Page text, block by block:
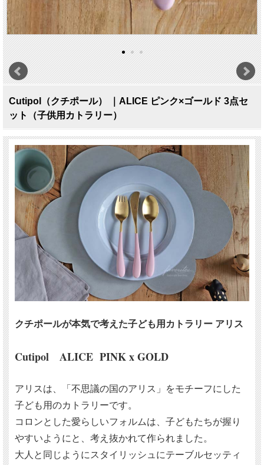
Cutipol（クチポール） ｜ALICE ピンク×ゴールド 3点セ
ット（子供用カトラリー）
クチポールが本気で考えた子ども用カトラリー アリス
Cutipol ALICE PINK x GOLD
アリスは、「不思議の国のアリス」をモチーフにした
子ども用のカトラリーです。
コロンとした愛らしいフォルムは、子どもたちが握り
やすいようにと、考え抜かれて作られました。
大人と同じようにスタイリッシュにテーブルセッティ